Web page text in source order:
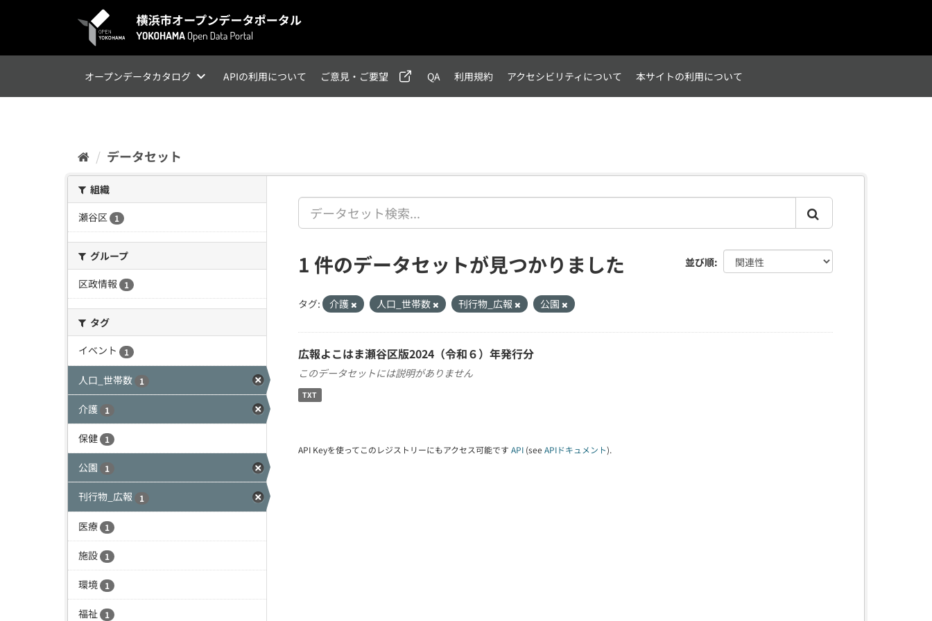
オープンデータカタログ APIの利用について ご意見・ご要望 QA 利用規約 アクセシビリティについて 本サイトの利用について
データセット
組織
瀬谷区
1
グループ
区政情報
1
タグ
イベント
1
人口_世帯数 1
介護 1
保健 1
公園 1
刊行物_広報 1
医療 1
施設 1
環境 1
福祉 1
並び順
1 件のデータセットが見つかりました
タグ: 介護 人口_世帯数 刊行物_広報 公園
広報よこはま瀬谷区版2024（令和６）年発行分
このデータセットには説明がありません
TXT
API Keyを使ってこのレジストリーにもアクセス可能です API (see APIドキュメント).